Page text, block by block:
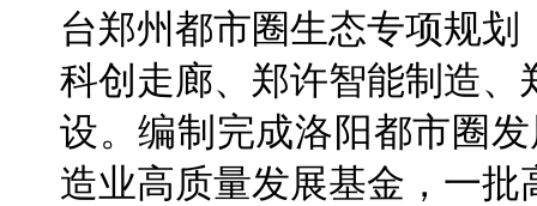
台郑州都市圈生态专项规
科创走廊、郑许智能制造
设。编制完成洛阳都市圈
造业高质量发展基金，一